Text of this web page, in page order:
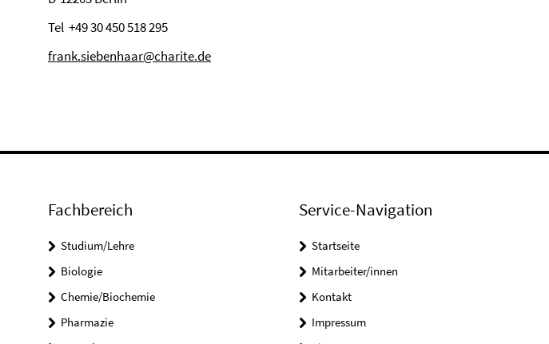
Tel +49 30 450 518 295
frank.siebenhaar@charite.de
Fachbereich
Studium/Lehre
Biologie
Chemie/Biochemie
Pharmazie
Service-Navigation
Startseite
Mitarbeiter/innen
Kontakt
Impressum